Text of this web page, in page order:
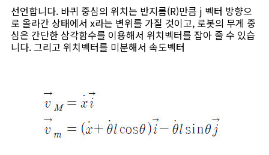
선언합니다. 바퀴 중심의 위치는 반지름(R)만큼 j 벡터 방향으
로 올라간 상태에서 x라는 변위를 가질 것이고, 로봇의 무게 중
심은 간단한 삼각함수를 이용해서 위치벡터를 잡아 줄 수 있습
니다. 그리고 위치벡터를 미분해서 속도벡터